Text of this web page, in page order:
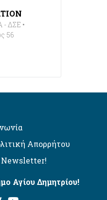
ΔΣΕ •
56
Απορρήτου
Newsletter!
Αγίου Δημητρίου!